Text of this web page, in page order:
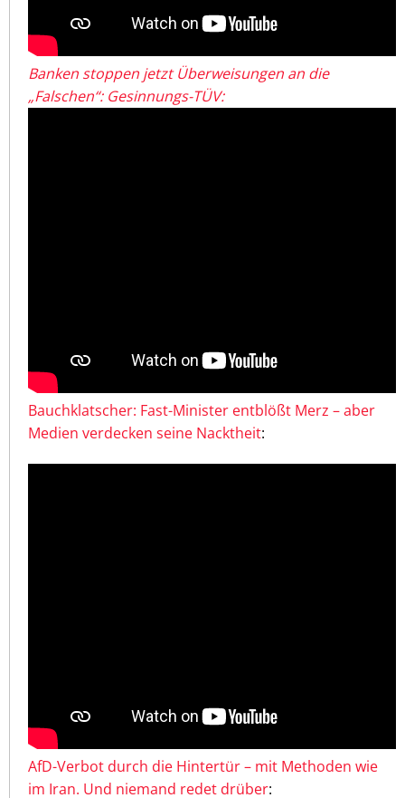
Banken stoppen jetzt Überweisungen an die
„Falschen“: Gesinnungs-TÜV:
Bauchklatscher: Fast-Minister entblößt Merz – aber
Medien verdecken seine Nacktheit:
AfD-Verbot durch die Hintertür – mit Methoden wie
im Iran. Und niemand redet drüber: